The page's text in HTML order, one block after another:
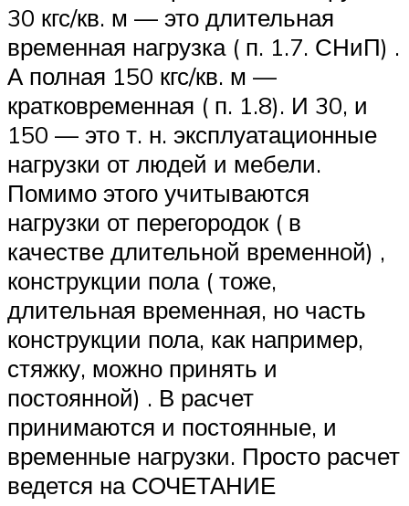
30 кгс/кв. м — это длительная
временная нагрузка ( п. 1.7. СНиП) .
А полная 150 кгс/кв. м —
кратковременная ( п. 1.8). И 30, и
150 — это т. н. эксплуатационные
нагрузки от людей и мебели.
Помимо этого учитываются
нагрузки от перегородок ( в
качестве длительной временной) ,
конструкции пола ( тоже,
длительная временная, но часть
конструкции пола, как например,
стяжку, можно принять и
постоянной) . В расчет
принимаются и постоянные, и
временные нагрузки. Просто расчет
ведется на СОЧЕТАНИЕ